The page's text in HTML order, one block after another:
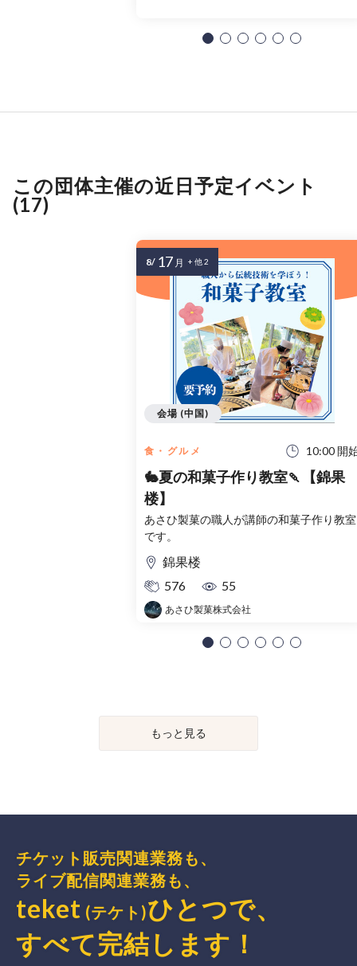
この団体主催の近日予定イベント
(17)
食・グルメ 10:00 開
🐇夏の和菓子作り教室🍡【錦果
楼】
あさひ製菓の職人が講師の和菓子作り教室
です。
錦果楼
576
55
あさひ製菓株式会社
会場 (中国)
8/ 17 月 + 他 2
もっと見る
チケット販売関連業務も、
ライブ配信関連業務も、
teket (テケト)ひとつで、
すべて完結 します ！